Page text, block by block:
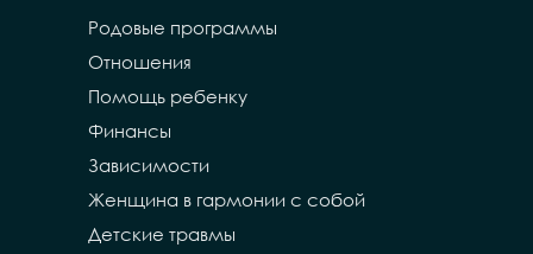
Родовые программы
Отношения
Помощь ребенку
Финансы
Женщина в гармонии с собой
Детские травмы
Зависимости